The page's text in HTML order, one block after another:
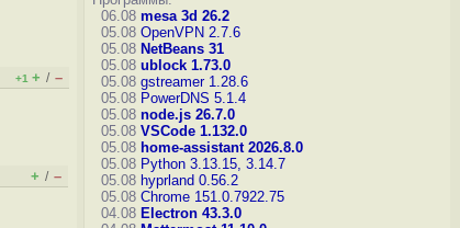
+1 + / –
+ / –
06.08 mesa 3d 26.2
05.08 OpenVPN 2.7.6
05.08 NetBeans 31
05.08 ublock 1.73.0
05.08 gstreamer 1.28.6
05.08 PowerDNS 5.1.4
05.08 node.js 26.7.0
05.08 VSCode 1.132.0
05.08 home-assistant 2026.8.0
05.08 Python 3.13.15, 3.14.7
05.08 hyprland 0.56.2
05.08 Chrome 151.0.7922.75
04.08 Electron 43.3.0